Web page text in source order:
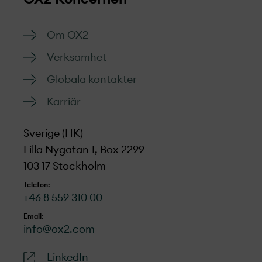
Till formuläret
Om OX2
Verksamhet
Globala kontakter
Karriär
Sverige (HK)
Lilla Nygatan 1, Box 2299
103 17 Stockholm
Telefon:
+46 8 559 310 00
Email:
info@ox2.com
LinkedIn